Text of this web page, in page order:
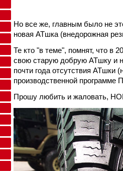
Но все же, главным было не
новая АТшка (внедорожная
Те кто "в теме", помнят, что в
свою старую добрую АТшку и
почти года отсутствия АТшки
производственной программе
Прошу любить и жаловать,